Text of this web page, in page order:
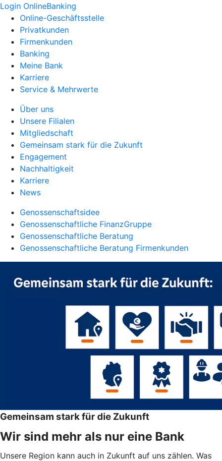
Login OnlineBanking
Online-Geschäftsstelle
Privatkunden
Firmenkunden
Banking
Meine Bank
Karriere
Service & Mehrwerte
Über uns
Unsere Filialen
Mitgliedschaft
Gemeinsam stark für die Zukunft
Engagement
Nachhaltigkeit
Karriere
News
Genossenschaftsidee
Genossenschaftliche FinanzGruppe
Genossenschaftliche Beratung
Genossenschaftliche Beratung Firmenkunden
Gemeinsam stark für die Zukunft
Wir sind mehr als nur eine Bank
Unsere Region kann auch in Zukunft auf uns zählen. Was